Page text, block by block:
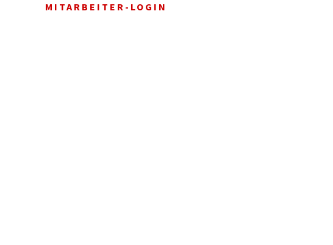
MITARBEITER-LOGIN